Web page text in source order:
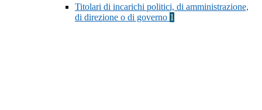
Titolari di incarichi politici, di amministrazione,
di direzione o di governo 1